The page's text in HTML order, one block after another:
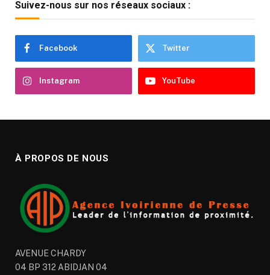
Suivez-nous sur nos réseaux sociaux :
Facebook Twitter
Instagram YouTube
À PROPOS DE NOUS
AVENUE CHARDY
04 BP 312 ABIDJAN 04